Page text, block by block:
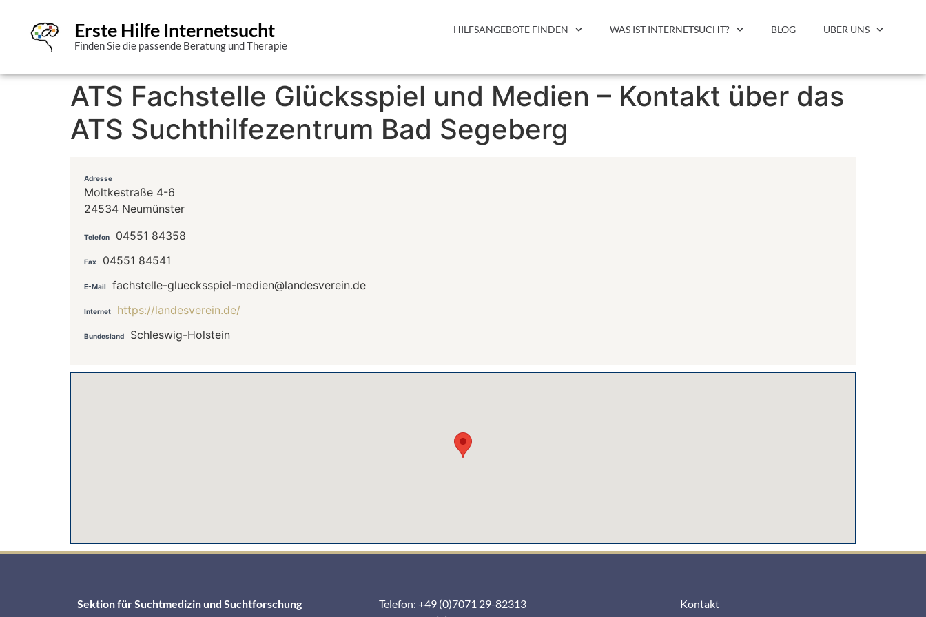
Erste Hilfe Internetsucht
Finden Sie die passende Beratung und Therapie
HILFSANGEBOTE FINDEN WAS IST INTERNETSUCHT? BLOG ÜBER UNS
ATS Fachstelle Glücksspiel und Medien – Kontakt über das
ATS Suchthilfezentrum Bad Segeberg
Adresse
Moltkestraße 4-6
24534 Neumünster
Telefon 04551 84358
Fax 04551 84541
E-Mail fachstelle-gluecksspiel-medien@landesverein.de
Internet https://landesverein.de/
Bundesland Schleswig-Holstein
Sektion für Suchtmedizin und Suchtforschung
Telefon: +49 (0)7071 29-82313
Kontakt